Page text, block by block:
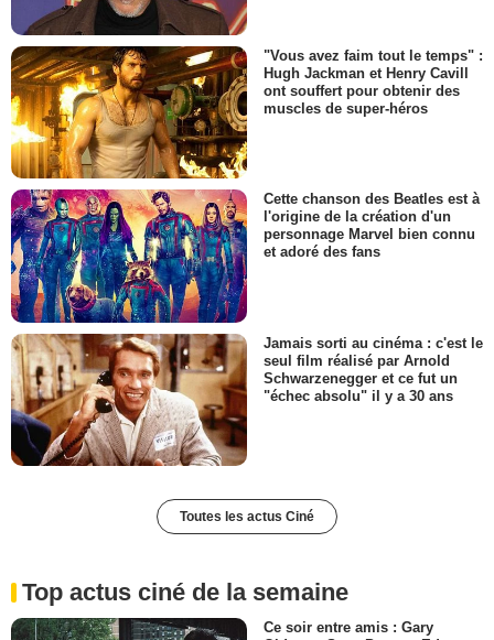
"Vous avez faim tout le temps" :
Hugh Jackman et Henry Cavill
ont souffert pour obtenir des
muscles de super-héros
Cette chanson des Beatles est à
l'origine de la création d'un
personnage Marvel bien connu
et adoré des fans
Jamais sorti au cinéma : c'est le
seul film réalisé par Arnold
Schwarzenegger et ce fut un
"échec absolu" il y a 30 ans
Toutes les actus Ciné
Top actus ciné de la semaine
Ce soir entre amis : Gary